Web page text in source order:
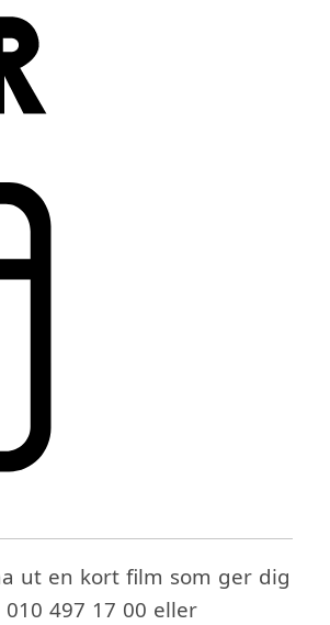
ut en kort film som ger dig
497 17 00 eller